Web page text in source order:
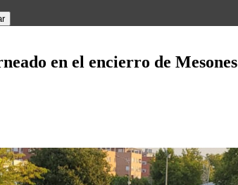
en el encierro de Mesones